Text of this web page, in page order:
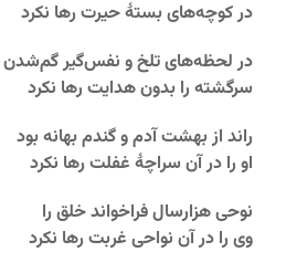
در کوچه‌های بستۀ حیرت رها نکرد
در لحظه‌های تلخ و نفس‌گیر گم‌شدن
سرگشته را بدون هدایت رها نکرد
راند از بهشت آدم و گندم بهانه بود
او را در آن سراچۀ غفلت رها نکرد
نوحی هزارسال فراخواند خلق را
وی را در آن نواحی غربت رها نکرد